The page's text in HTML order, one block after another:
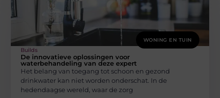
WONING EN TUIN
Builds
De innovatieve oplossingen voor
waterbehandeling van deze expert
Het belang van toegang tot schoon en gezond
drinkwater kan niet worden onderschat. In de
hedendaagse wereld, waar de zorg